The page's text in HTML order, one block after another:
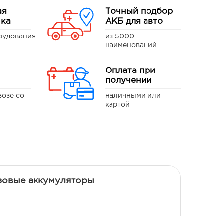
Точный подбор
АКБ для авто
из 5000
наименований
со
Оплата при
получении
наличными или
картой
аккумуляторы